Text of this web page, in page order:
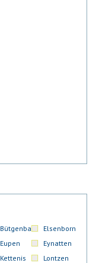
Bütgenbach
Elsenborn
Eupen
Eynatten
Kettenis
Lontzen